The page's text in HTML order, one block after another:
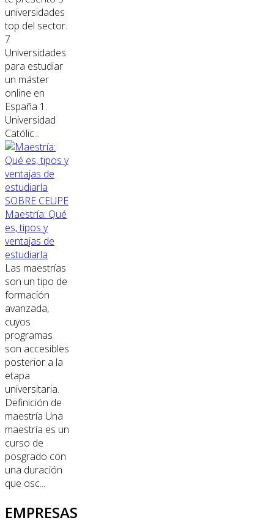
universidades
top del sector.
7
Universidades
para estudiar
un máster
online en
España 1.
Universidad
Católic...
SOBRE CEUPE
Maestría: Qué
es, tipos y
ventajas de
estudiarla
Las maestrías
son un tipo de
formación
avanzada,
cuyos
programas
son accesibles
posterior a la
etapa
universitaria.
Definición de
maestría Una
maestría es un
curso de
posgrado con
una duración
que osc...
EMPRESAS